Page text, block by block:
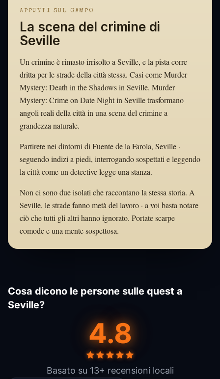
APPUNTI SUL CAMPO
La scena del crimine di
Seville
Un crimine è rimasto irrisolto a Seville, e la pista corre
dritta per le strade della città stessa. Casi come Murder
Mystery: Death in the Shadows in Seville, Murder
Mystery: Crime on Date Night in Seville trasformano
angoli reali della città in una scena del crimine a
grandezza naturale.
Partirete nei dintorni di Fuente de la Farola, Seville ·
seguendo indizi a piedi, interrogando sospettati e leggendo
la città come un detective legge una stanza.
Non ci sono due isolati che raccontano la stessa storia. A
Seville, le strade fanno metà del lavoro · a voi basta notare
ciò che tutti gli altri hanno ignorato. Portate scarpe
comode e una mente sospettosa.
Cosa dicono le persone sulle quest a
Seville?
4.8
Basato su 13+ recensioni locali